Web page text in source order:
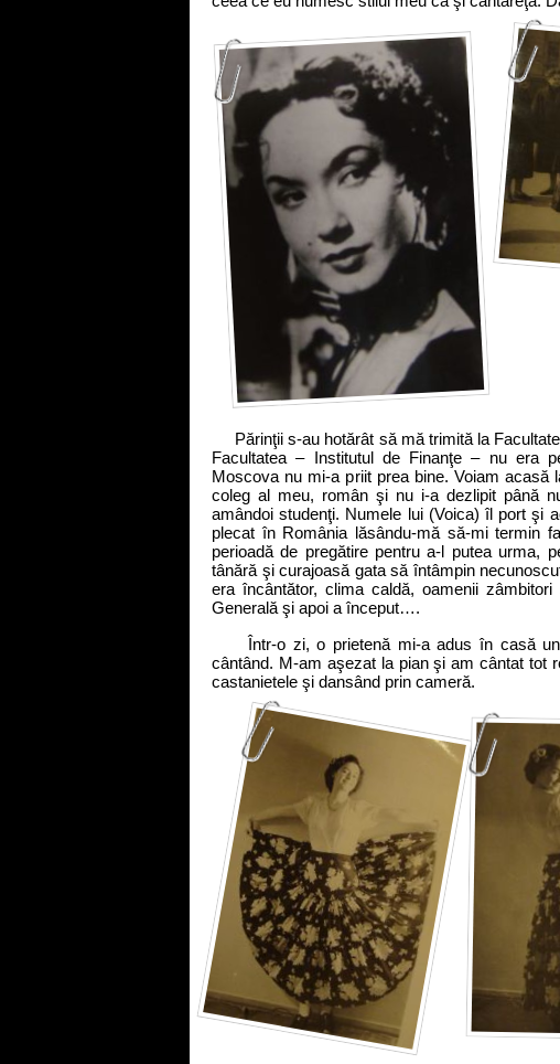
Părinţii s-au hotărât să mă trimită la
Facultatea – Institutul de Finanţe – nu era
Moscova nu mi-a priit prea bine. Voiam
coleg al meu, român şi nu i-a dezlipit până
amândoi studenţi. Numele lui (Voica) îl port şi
plecat în România lăsându-mă să-mi termin
perioadă de pregătire pentru a-l putea urma,
tânără şi curajoasă gata să întâmpin
era încântător, clima caldă, oamenii
Generală şi apoi a început….
Într-o zi, o prietenă mi-a adus în casă un
cântând. M-am aşezat la pian şi am cântat tot
castanietele şi dansând prin cameră.